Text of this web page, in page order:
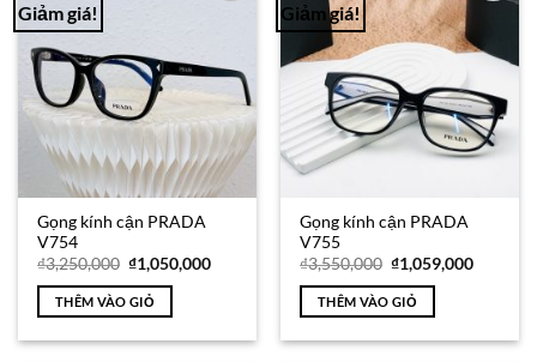
Giảm giá!
Gọng kính cận PRADA
V754
₫3,250,000 Giá
gốc
là:
₫3,250,000.
₫1,050,000Giá
THÊM VÀO GIỎ
Giảm giá!
Add to
Wishlist
Gọng kính cận PRADA
V755
₫3,550,000 Giá
gốc
là:
₫3,550,000.
₫1,059,000Giá
THÊM VÀO GIỎ